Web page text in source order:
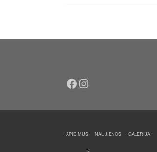
Facebook
Instagram
APIE MUS NAUJIENOS GALERIJA